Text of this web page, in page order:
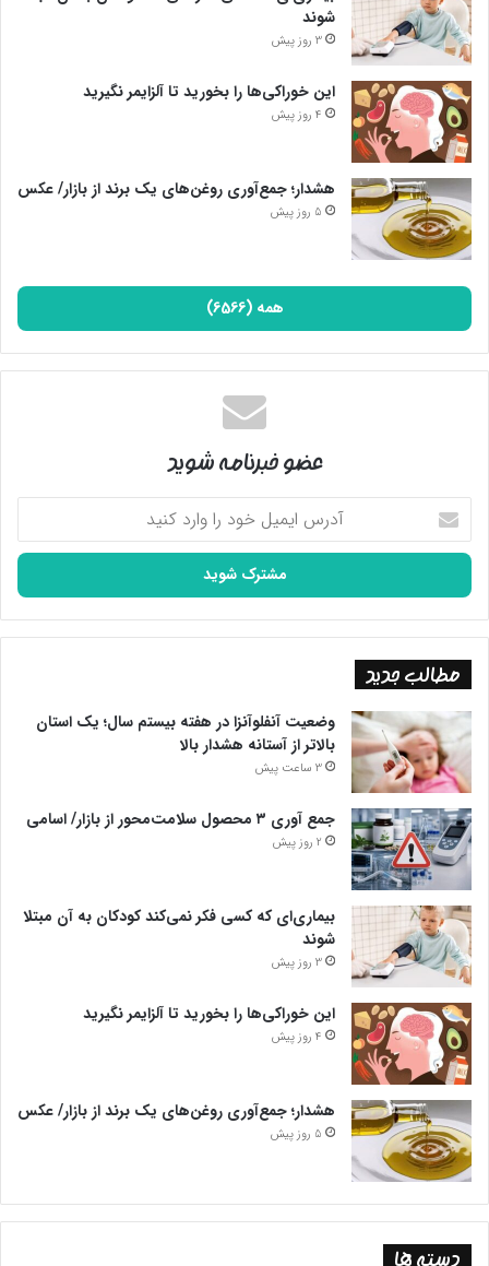
شوند
3 روز پیش
این خوراکی‌ها را بخورید تا آلزایمر نگیرید
4 روز پیش
هشدار؛ جمع‌آوری روغن‌های یک برند از بازار/ عکس
5 روز پیش
همه (6566)
عضو خبرنامه شوید
آدرس
ایمیل
خود
وارد
کنید
مطالب جدید
وضعیت آنفلوآنزا در هفته بیستم سال؛ یک استان
بالاتر از آستانه هشدار بالا
3 ساعت پیش
جمع آوری ۳ محصول سلامت‌محور از بازار/ اسامی
2 روز پیش
بیماری‌ای که کسی فکر نمی‌کند کودکان به آن مبتلا
شوند
3 روز پیش
این خوراکی‌ها را بخورید تا آلزایمر نگیرید
4 روز پیش
هشدار؛ جمع‌آوری روغن‌های یک برند از بازار/ عکس
5 روز پیش
دسته ها